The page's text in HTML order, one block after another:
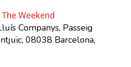
The Weekend
Companys, Passeig
08038 Barcelona,